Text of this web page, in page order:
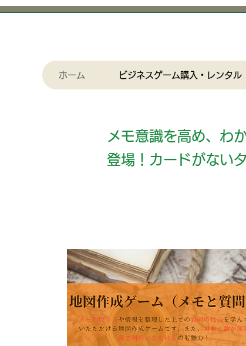
ホーム ビジネスゲーム購入・レンタル
メモ意識を高め、わ
登場！カードがない